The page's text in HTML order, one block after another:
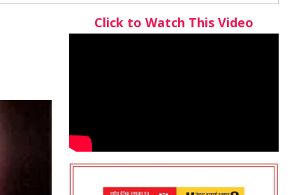
Click to Watch This Video